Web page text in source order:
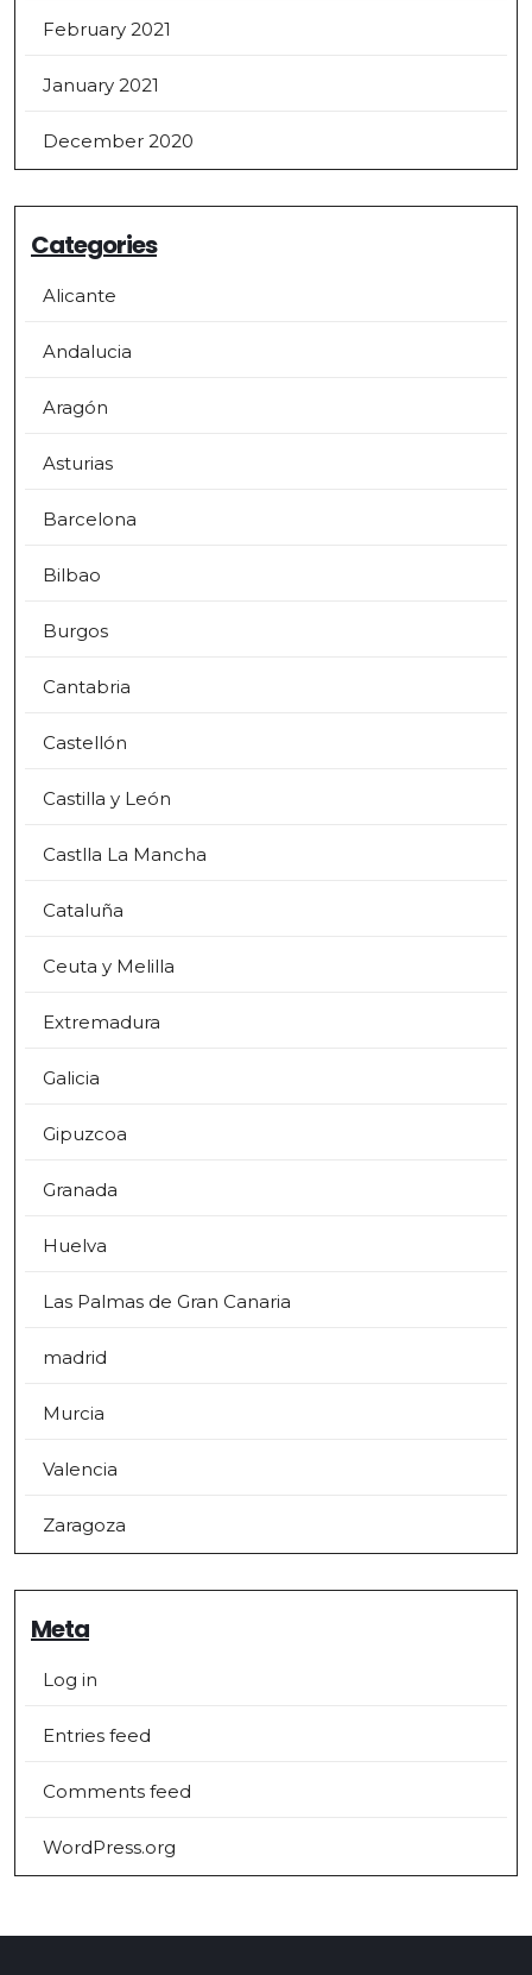
February 2021
January 2021
December 2020
Categories
Alicante
Andalucia
Aragón
Asturias
Barcelona
Bilbao
Burgos
Cantabria
Castellón
Castilla y León
Castlla La Mancha
Cataluña
Ceuta y Melilla
Extremadura
Galicia
Gipuzcoa
Granada
Huelva
Las Palmas de Gran Canaria
madrid
Murcia
Valencia
Zaragoza
Meta
Log in
Entries feed
Comments feed
WordPress.org